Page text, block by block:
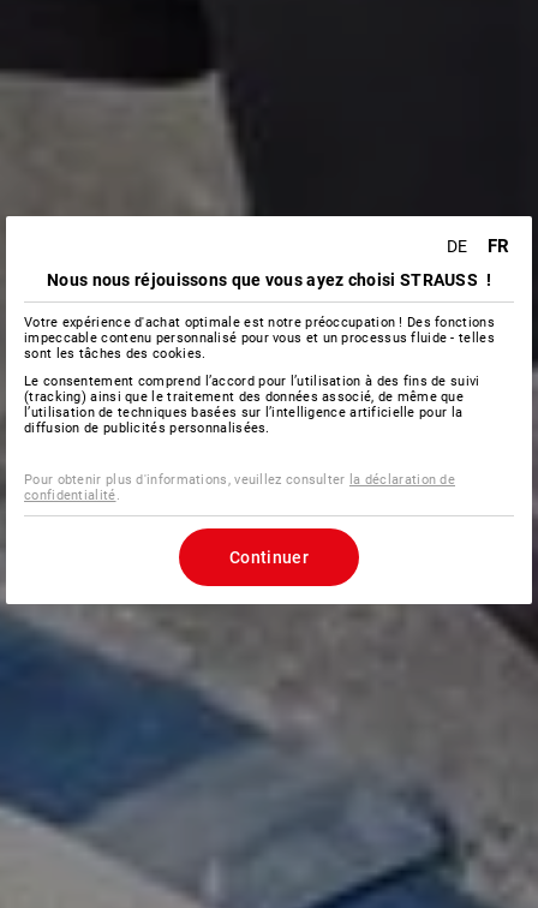
DE FR
Nous nous réjouissons que vous ayez choisi STRAUSS !
Votre expérience d'achat optimale est notre préoccupation ! Des fonctions
impeccable contenu personnalisé pour vous et un processus fluide - telles
sont les tâches des cookies.
Le consentement comprend l’accord pour l’utilisation à des fins de suivi
(tracking) ainsi que le traitement des données associé, de même que
l’utilisation de techniques basées sur l’intelligence artificielle pour la
diffusion de publicités personnalisées.
Pour obtenir plus d'informations, veuillez consulter la déclaration de
confidentialité.
Continuer